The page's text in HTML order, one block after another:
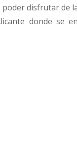
disfrutar de
donde se